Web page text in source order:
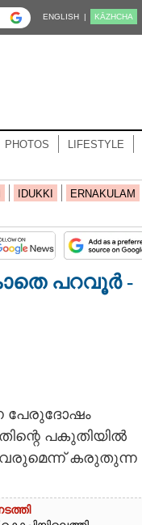
ENGLISH | KĀZHCHA
PHOTOS LIFESTYLE
IDUKKI
ERNAKULAM
പറവൂർ -
പേരുദോഷം
പകുതിയിൽ
കരുതുന്ന